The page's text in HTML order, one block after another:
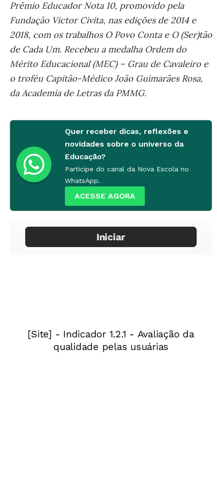
Prêmio Educador Nota 10, promovido pela
Fundação Victor Civita, nas edições de 2014 e
2018, com os trabalhos O Povo Conta e O (Ser)tão
de Cada Um. Recebeu a medalha Ordem do
Mérito Educacional (MEC) – Grau de Cavaleiro e
o troféu Capitão-Médico João Guimarães Rosa,
da Academia de Letras da PMMG.
Quer receber dicas, reflexões e
novidades sobre o universo da
Educação?
Participe do canal da Nova Escola no
WhatsApp.
ACESSE AGORA